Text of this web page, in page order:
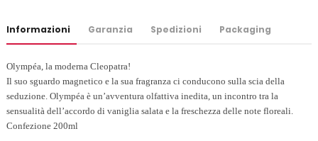
Informazioni Garanzia Spedizioni Packaging
Olympéa, la moderna Cleopatra!
Il suo sguardo magnetico e la sua fragranza ci conducono sulla scia della
seduzione. Olympéa è un’avventura olfattiva inedita, un incontro tra la
sensualità dell’accordo di vaniglia salata e la freschezza delle note floreali.
Confezione 200ml